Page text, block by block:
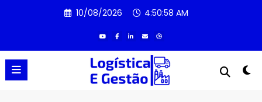
10/08/2026 4:50:58 AM